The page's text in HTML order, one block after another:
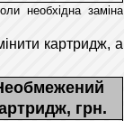
необхідна заміна
картридж, а
, грн.